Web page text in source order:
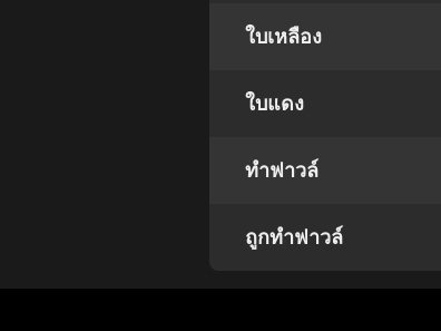
ใบเหลือง
ใบแดง
ทำฟาวล์
ถูกทำฟาวล์